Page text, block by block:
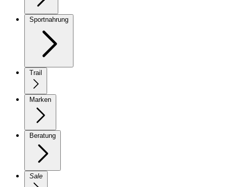
Sportnahrung
Trail
Marken
Beratung
Sale